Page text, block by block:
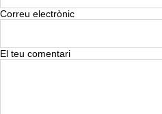
Correu electrònic
El teu comentari